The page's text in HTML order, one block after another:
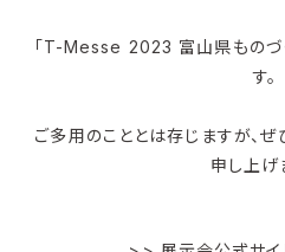
「T-Messe 2023 富山県ものづ
す。
ご多用のこととは存じますが、
申し上げ